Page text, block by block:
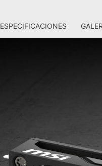
ESPECIFICACIONES